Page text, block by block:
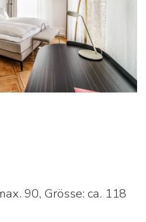
90, Grösse: ca. 118